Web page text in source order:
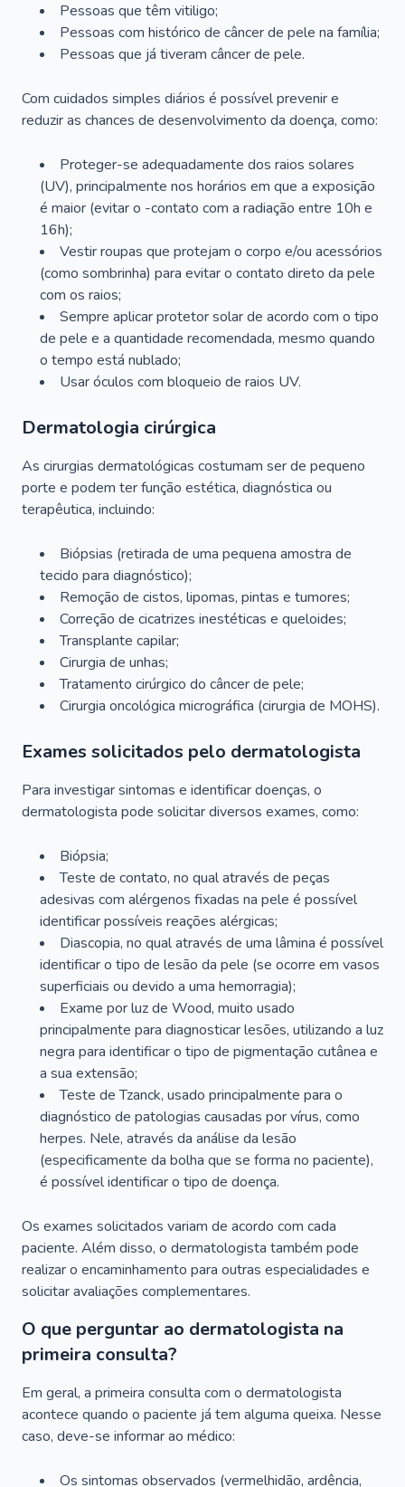
Pessoas que têm vitiligo;
Pessoas com histórico de câncer de pele na família;
Pessoas que já tiveram câncer de pele.
Com cuidados simples diários é possível prevenir e
reduzir as chances de desenvolvimento da doença, como:
Proteger-se adequadamente dos raios solares
(UV), principalmente nos horários em que a exposição
é maior (evitar o -contato com a radiação entre 10h e
16h);
Vestir roupas que protejam o corpo e/ou acessórios
(como sombrinha) para evitar o contato direto da pele
com os raios;
Sempre aplicar protetor solar de acordo com o tipo
de pele e a quantidade recomendada, mesmo quando
o tempo está nublado;
Usar óculos com bloqueio de raios UV.
Dermatologia cirúrgica
As cirurgias dermatológicas costumam ser de pequeno
porte e podem ter função estética, diagnóstica ou
terapêutica, incluindo:
Biópsias (retirada de uma pequena amostra de
tecido para diagnóstico);
Remoção de cistos, lipomas, pintas e tumores;
Correção de cicatrizes inestéticas e queloides;
Transplante capilar;
Cirurgia de unhas;
Tratamento cirúrgico do câncer de pele;
Cirurgia oncológica micrográfica (cirurgia de MOHS).
Exames solicitados pelo dermatologista
Para investigar sintomas e identificar doenças, o
dermatologista pode solicitar diversos exames, como:
Biópsia;
Teste de contato, no qual através de peças
adesivas com alérgenos fixadas na pele é possível
identificar possíveis reações alérgicas;
Diascopia, no qual através de uma lâmina é possível
identificar o tipo de lesão da pele (se ocorre em vasos
superficiais ou devido a uma hemorragia);
Exame por luz de Wood, muito usado
principalmente para diagnosticar lesões, utilizando a luz
negra para identificar o tipo de pigmentação cutânea e
a sua extensão;
Teste de Tzanck, usado principalmente para o
diagnóstico de patologias causadas por vírus, como
herpes. Nele, através da análise da lesão
(especificamente da bolha que se forma no paciente),
é possível identificar o tipo de doença.
Os exames solicitados variam de acordo com cada
paciente. Além disso, o dermatologista também pode
realizar o encaminhamento para outras especialidades e
solicitar avaliações complementares.
O que perguntar ao dermatologista na
primeira consulta?
Em geral, a primeira consulta com o dermatologista
acontece quando o paciente já tem alguma queixa. Nesse
caso, deve-se informar ao médico:
Os sintomas observados (vermelhidão, ardência,